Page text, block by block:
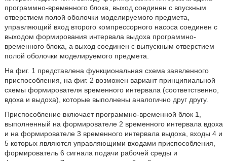
программно-временного блока, выход соединен с впускным
отверстием полой оболочки моделируемого предмета,
управляющий вход второго компрессорного насоса соединен с
выходом формирования интервала выдоха программно-
временного блока, а выход соединен с выпускным отверстием
полой оболочки моделируемого предмета.
На фиг. 1 представлена функциональная схема заявленного
приспособления, на фиг. 2 возможен вариант принципиальной
схемы формирователя временного интервала (соответственно,
вдоха и выдоха), которые выполнены аналогично друг другу.
Приспособление включает программно-временной блок 1,
выполненный на формирователе 2 временного интервала вдоха
и на формирователе 3 временного интервала выдоха, входы 4 и
5 которых являются управляющими входами приспособления,
формирователь 6 сигнала подачи рабочей среды и